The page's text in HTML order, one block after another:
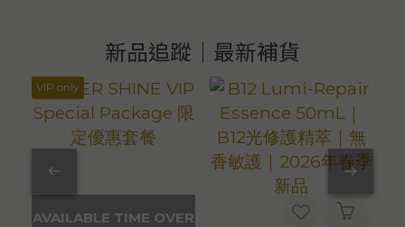
新品追蹤｜最新補貨
VIP only
AVAILABLE TIME OVER